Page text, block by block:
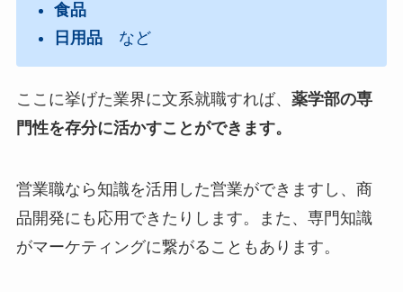
食品
日用品など
ここに挙げた業界に文系就職すれば、 薬学部の専
門性を存分に活かすことができます。
営業職なら知識を活用した営業ができますし、商
品開発にも応用できたりします。また、専門知識
がマーケティングに繋がることもあります。